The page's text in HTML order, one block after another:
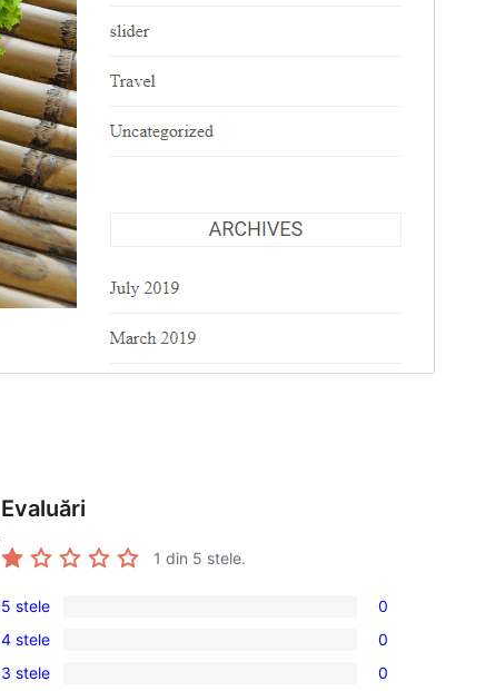
Evaluări
1 din 5 stele.
0
5
–
5 stele 0
0
4
4 stele 0
0
3 stele 0